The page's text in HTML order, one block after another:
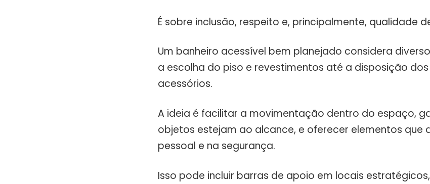
É sobre inclusão, respeito e, principalmente, qualidade
Um banheiro acessível bem planejado considera
a escolha do piso e revestimentos até a disposição
acessórios.
A ideia é facilitar a movimentação dentro do espaço,
objetos estejam ao alcance, e oferecer elementos que
pessoal e na segurança.
Isso pode incluir barras de apoio em locais